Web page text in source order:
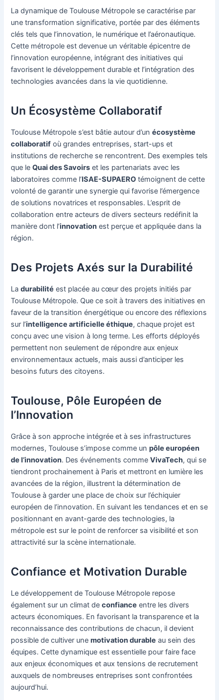
La dynamique de Toulouse Métropole se caractérise par
une transformation significative, portée par des éléments
clés tels que l’innovation, le numérique et l’aéronautique.
Cette métropole est devenue un véritable épicentre de
l’innovation européenne, intégrant des initiatives qui
favorisent le développement durable et l’intégration des
technologies avancées dans la vie quotidienne.
Un Écosystème Collaboratif
Toulouse Métropole s’est bâtie autour d’unécosystème
collaboratif où grandes entreprises, start-ups et
institutions de recherche se rencontrent. Des exemples tels
que leQuai des Savoirs et les partenariats avec les
laboratoires comme l’ISAE-SUPAERO témoignent de cette
volonté de garantir une synergie qui favorise l’émergence
de solutions novatrices et responsables. L’esprit de
collaboration entre acteurs de divers secteurs redéfinit la
manière dont l’innovation est perçue et appliquée dans la
région.
Des Projets Axés sur la Durabilité
Ladurabilité est placée au cœur des projets initiés par
Toulouse Métropole. Que ce soit à travers des initiatives en
faveur de la transition énergétique ou encore des réflexions
sur l’intelligence artificielle éthique, chaque projet est
conçu avec une vision à long terme. Les efforts déployés
permettent non seulement de répondre aux enjeux
environnementaux actuels, mais aussi d’anticiper les
besoins futurs des citoyens.
Toulouse, Pôle Européen de
l’Innovation
Grâce à son approche intégrée et à ses infrastructures
modernes, Toulouse s’impose comme unpôle européen
de l’innovation. Des événements commeVivaTech, qui se
tiendront prochainement à Paris et mettront en lumière les
avancées de la région, illustrent la détermination de
Toulouse à garder une place de choix sur l’échiquier
européen de l’innovation. En suivant les tendances et en se
positionnant en avant-garde des technologies, la
métropole est sur le point de renforcer sa visibilité et son
attractivité sur la scène internationale.
Confiance et Motivation Durable
Le développement de Toulouse Métropole repose
également sur un climat deconfiance entre les divers
acteurs économiques. En favorisant la transparence et la
reconnaissance des contributions de chacun, il devient
possible de cultiver unemotivation durable au sein des
équipes. Cette dynamique est essentielle pour faire face
aux enjeux économiques et aux tensions de recrutement
auxquels de nombreuses entreprises sont confrontées
aujourd’hui.